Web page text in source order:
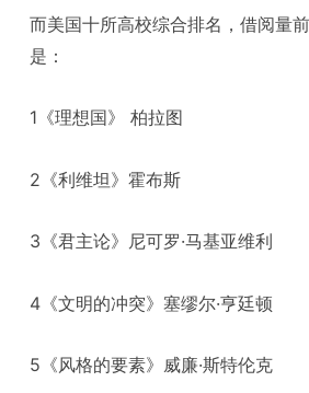
而美国十所高校综合排名，借阅量
是：
1《理想国》 柏拉图
2《利维坦》霍布斯
3《君主论》尼可罗·马基亚维利
4《文明的冲突》塞缪尔·亨廷顿
5《风格的要素》威廉·斯特伦克